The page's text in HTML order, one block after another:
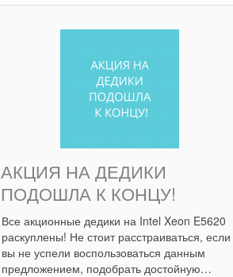
АКЦИЯ НА ДЕДИКИ
ПОДОШЛА К КОНЦУ!
Все акционные дедики на Intel Xeon E5620
раскуплены! Не стоит расстраиваться, если
вы не успели воспользоваться данным
предложением, подобрать достойную…